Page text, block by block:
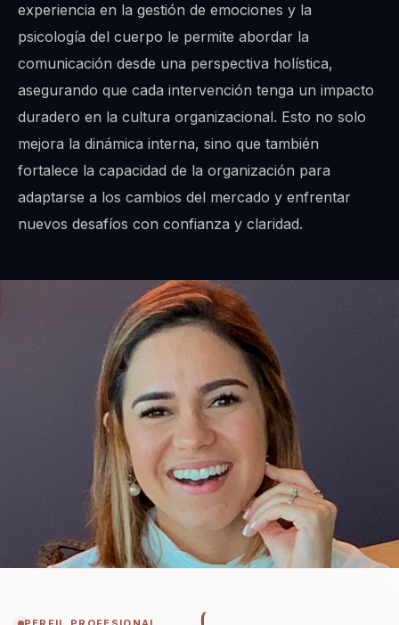
experiencia en la gestión de emociones y la
psicología del cuerpo le permite abordar la
comunicación desde una perspectiva holística,
asegurando que cada intervención tenga un impacto
duradero en la cultura organizacional. Esto no solo
mejora la dinámica interna, sino que también
fortalece la capacidad de la organización para
adaptarse a los cambios del mercado y enfrentar
nuevos desafíos con confianza y claridad.